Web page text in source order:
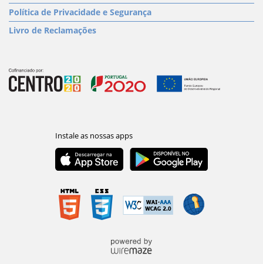
Política de Privacidade e Segurança
Livro de Reclamações